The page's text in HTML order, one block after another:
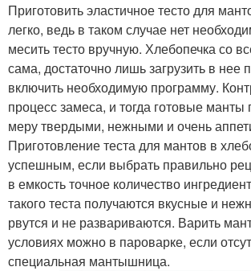
Приготовить эластичное тесто для
легко, ведь в таком случае нет
месить тесто вручную. Хлебопечка со
сама, достаточно лишь загрузить в нее
включить необходимую программу.
процесс замеса, и тогда готовые манты
меру твердыми, нежными и очень
Приготовление теста для мантов в
успешным, если выбрать правильно
в емкость точное количество
такого теста получаются вкусные и
рвутся и не развариваются. Варить
условиях можно в пароварке, если
специальная мантышница.